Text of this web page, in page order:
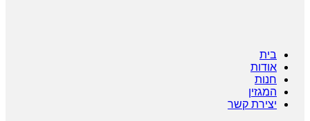
בית
אודות
חנות
המגזין
יצירת קשר